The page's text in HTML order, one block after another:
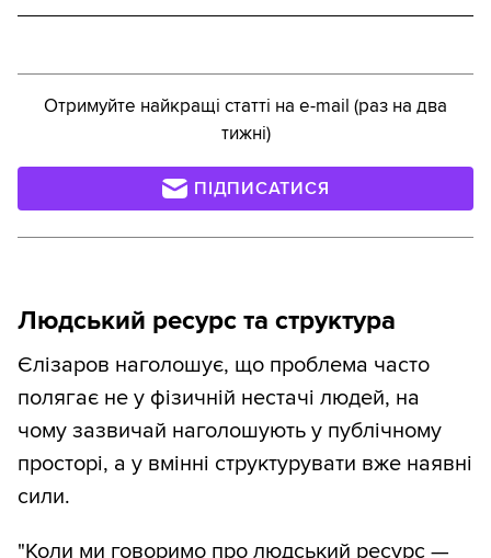
Отримуйте найкращі статті на e-mail (раз на два
тижні)
ПІДПИСАТИСЯ
Людський ресурс та структура
Єлізаров наголошує, що проблема часто
полягає не у фізичній нестачі людей, на
чому зазвичай наголошують у публічному
просторі, а у вмінні структурувати вже наявні
сили.
"Коли ми говоримо про людський ресурс —